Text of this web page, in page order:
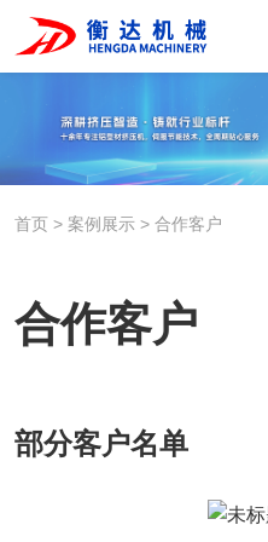
首页 > 案例展示 > 合作客户
合作客户
部分客户名单